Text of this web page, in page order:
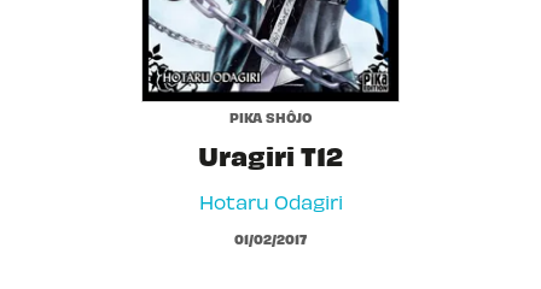
PIKA SHÔJO
Uragiri T12
Hotaru Odagiri
01/02/2017